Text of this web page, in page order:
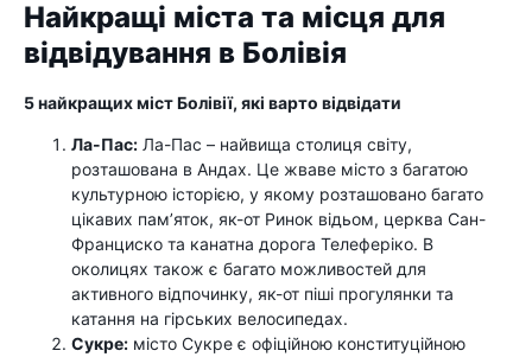
Найкращі міста та місця для
відвідування в Болівія
5 найкращих міст Болівії, які варто відвідати
Ла-Пас: Ла-Пас – найвища столиця світу,
розташована в Андах. Це жваве місто з багатою
культурною історією, у якому розташовано багато
цікавих пам’яток, як-от Ринок відьом, церква Сан-
Франциско та канатна дорога Телеферіко. В
околицях також є багато можливостей для
активного відпочинку, як-от піші прогулянки та
катання на гірських велосипедах.
Сукре: місто Сукре є офіційною конституційною